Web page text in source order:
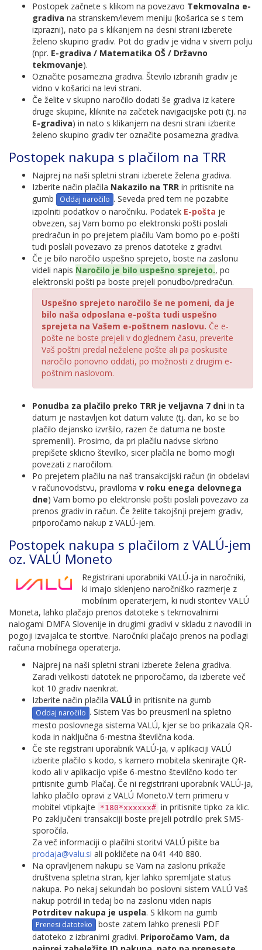
Postopek začnete s klikom na povezavo Tekmovalna e-
gradiva na stranskem/levem meniju (košarica se s tem
izprazni), nato pa s klikanjem na desni strani izberete
želeno skupino gradiv. Pot do gradiv je vidna v sivem polju
(npr. E-gradiva / Matematika OŠ / Državno
tekmovanje).
Označite posamezna gradiva. Število izbranih gradiv je
vidno v košarici na levi strani.
Če želite v skupno naročilo dodati še gradiva iz katere
druge skupine, kliknite na začetek navigacijske poti (tj. na
E-gradiva) in nato s klikanjem na desni strani izberite
želeno skupino gradiv ter označite posamezna gradiva.
Postopek nakupa s plačilom na TRR
Najprej na naši spletni strani izberete želena gradiva.
Izberite način plačila Nakazilo na TRR in pritisnite na
gumb
. Seveda pred tem ne pozabite
izpolniti podatkov o naročniku. Podatek E-pošta je
obvezen, saj Vam bomo po elektronski pošti poslali
predračun in po prejetem plačilu Vam bomo po e-pošti
tudi poslali povezavo za prenos datoteke z gradivi.
Če je bilo naročilo uspešno sprejeto, boste na zaslonu
videli napis Naročilo je bilo uspešno sprejeto., po
elektronski pošti pa boste prejeli ponudbo/predračun.
Uspešno sprejeto naročilo še ne pomeni, da je
bilo naša odposlana e-pošta tudi uspešno
sprejeta na Vašem e-poštnem naslovu. Če e-
pošte ne boste prejeli v doglednem času, preverite
Vaš poštni predal neželene pošte ali pa poskusite
naročilo ponovno oddati, po možnosti z drugim e-
poštnim naslovom.
Ponudba za plačilo preko TRR je veljavna 7 dni in ta
datum je nastavljen kot datum valute (tj. dan, ko se bo
plačilo dejansko izvršilo, razen če datuma ne boste
spremenili). Prosimo, da pri plačilu nadvse skrbno
prepišete sklicno številko, sicer plačila ne bomo mogli
povezati z naročilom.
Po prejetem plačilu na naš transakcijski račun (in obdelavi
v računovodstvu, praviloma v roku enega delovnega
dne) Vam bomo po elektronski pošti poslali povezavo za
prenos gradiv in račun. Če želite takojšnji prejem gradiv,
priporočamo nakup z VALÚ-jem.
Postopek nakupa s plačilom z VALÚ-jem
oz. VALÚ Moneto
Registrirani uporabniki VALÚ-ja in naročniki,
ki imajo sklenjeno naročniško razmerje z
mobilnim operaterjem, ki nudi storitev VALÚ
Moneta, lahko plačajo prenos datoteke s tekmovalnimi
nalogami DMFA Slovenije in drugimi gradivi v skladu z navodili in
pogoji izvajalca te storitve. Naročniki plačajo prenos na podlagi
računa mobilnega operaterja.
Najprej na naši spletni strani izberete želena gradiva.
Zaradi velikosti datotek ne priporočamo, da izberete več
kot 10 gradiv naenkrat.
Izberite način plačila VALÚ in pritisnite na gumb
. Sistem Vas bo preusmeril na spletno
mesto poslovnega sistema VALÚ, kjer se bo prikazala QR-
koda in naključna 6-mestna številčna koda.
Če ste registrani uporabnik VALÚ-ja, v aplikaciji VALÚ
izberite plačilo s kodo, s kamero mobitela skenirajte QR-
kodo ali v aplikacijo vpiše 6-mestno številčno kodo ter
pritisnite gumb Plačaj. Če ni registrirani uporabnik VALÚ-ja,
lahko plačilo opravi z VALÚ Moneto.V tem primeru v
mobitel vtipkajte
*180*xxxxxx# in pritisnite tipko za klic.
Po zaključeni transakciji boste prejeli potrdilo prek SMS-
sporočila.
Za več informaciji o plačilni storitvi VALÚ pišite ba
prodaja@valu.si ali pokličete na 041 440 880.
Na opravljenem nakupu se Vam na zaslonu prikaže
društvena spletna stran, kjer lahko spremljate status
nakupa. Po nekaj sekundah bo poslovni sistem VALÚ Vaš
nakup potrdil in tedaj bo na zaslonu viden napis
Potrditev nakupa je uspela. S klikom na gumb
boste zatem lahko prenesli PDF
datoteko z izbranimi gradivi. Priporočamo Vam, da